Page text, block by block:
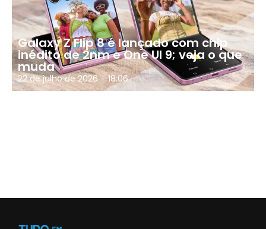
Galaxy Z Flip 8 é lançado com chip
inédito de 2nm e One UI 9; veja o que
muda
22 de julho de 2026 18:06